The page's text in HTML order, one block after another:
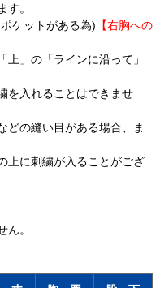
す。
ケットがある為) 【右胸への
上」の「ラインに沿って」
を入れることはできませ
どの縫い目がある場合、ま
上に刺繍が入ることがござ
ん。